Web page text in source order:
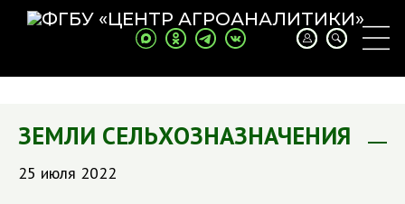
ЗЕМЛИ СЕЛЬХОЗНАЗНАЧЕНИЯ
25 июля 2022